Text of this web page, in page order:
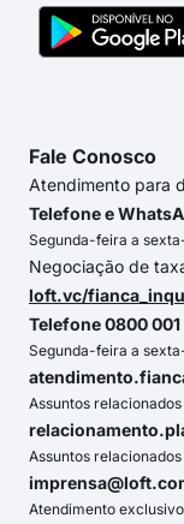
Fale Conosco
Atendimento para
Telefone e
Segunda-feira a
Negociação de
loft.vc/
Telefone 0800
Segunda-feira a
Assuntos
Assuntos
Atendimento